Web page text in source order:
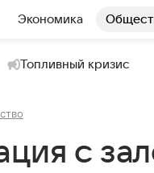
Экономика
Топливный кризис
с